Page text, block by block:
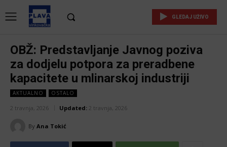
GLEDAJ UŽIVO
OBŽ: Predstavljanje Javnog poziva
za dodjelu potpora za preradbene
kapacitete u mlinarskoj industriji
AKTUALNO OSTALO
2 travnja, 2026 Updated: 2 travnja, 2026
By Ana Tokić